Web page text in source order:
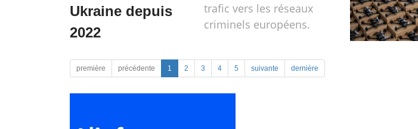
Ukraine depuis
2022
trafic vers les réseaux
criminels européens.
première précédente 1 2 3 4 5 suivante dernière